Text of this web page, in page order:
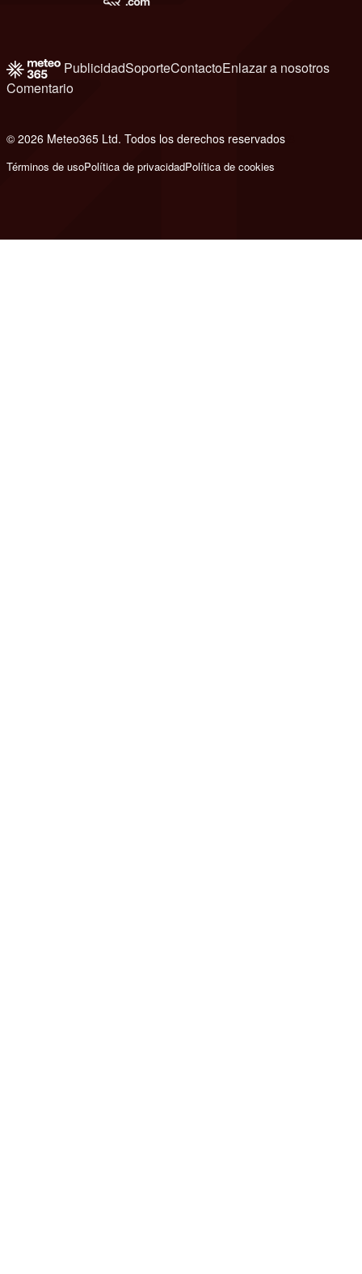
PublicidadSoporteContactoEnlazar a nosotros
Comentario
© 2026 Meteo365 Ltd. Todos los derechos reservados
Términos de usoPolítica de privacidadPolítica de cookies